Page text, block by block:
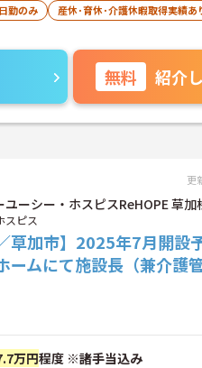
日勤のみ
産休･育休･介護休暇取得実績あ
無料 紹介
更
ユーシー・ホスピスReHOPE 草加
スピス
草加市】2025年7月開設
ームにて施設長（兼介護
万円程度 ※諸手当込み